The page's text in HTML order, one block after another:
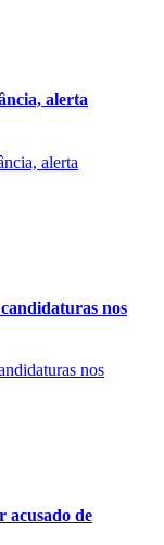
alerta
nos
acusado de